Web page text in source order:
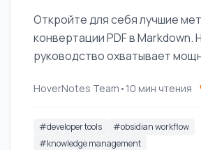
Откройте для себя лучшие
конвертации PDF в Markdown.
руководство охватывает
интеграцию заметок в ваш
HoverNotes Team • 10 мин чтения
#developer tools #obsidian workflow
#knowledge management